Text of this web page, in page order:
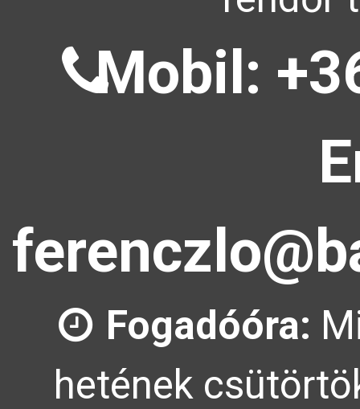
Mobil:
Fogadóóra:
hetének